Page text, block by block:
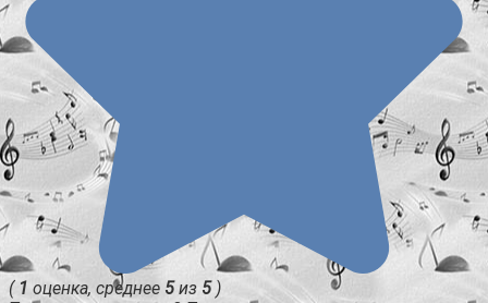
( 1 оценка, среднее 5из 5)